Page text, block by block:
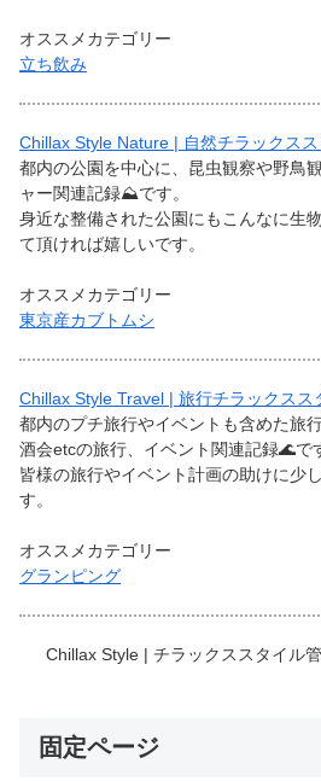
オススメカテゴリー
立ち飲み
Chillax Style Nature | 自然チラックス
都内の公園を中心に、昆虫観察や野鳥
ャー関連記録⛰です。
身近な整備された公園にもこんなに生
て頂ければ嬉しいです。
オススメカテゴリー
東京産カブトムシ
Chillax Style Travel | 旅行チラックスス
都内のプチ旅行やイベントも含めた旅
酒会etcの旅行、イベント関連記録🌊で
皆様の旅行やイベント計画の助けに少
す。
オススメカテゴリー
グランピング
Chillax Style | チラックススタイル
固定ページ